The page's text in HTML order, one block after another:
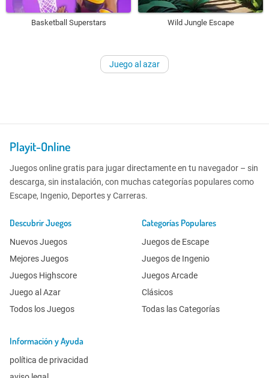
Basketball Superstars Wild Jungle Escape
Juego al azar
Playit-Online
Juegos online gratis para jugar directamente en tu navegador – sin
descarga, sin instalación, con muchas categorías populares como
Escape, Ingenio, Deportes y Carreras.
Descubrir Juegos
Nuevos Juegos
Mejores Juegos
Juegos Highscore
Juego al Azar
Todos los Juegos
Categorías Populares
Juegos de Escape
Juegos de Ingenio
Juegos Arcade
Clásicos
Todas las Categorías
Información y Ayuda
política de privacidad